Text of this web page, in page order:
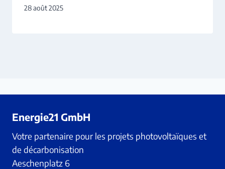
28 août 2025
Energie21 GmbH
Votre partenaire pour les projets photovoltaïques et
de décarbonisation
Aeschenplatz 6